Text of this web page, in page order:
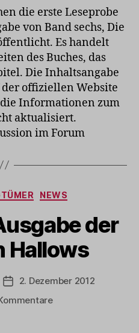
der
Silbernen
Magierin
die erste Leseprobe
von Band sechs, Die
Es handelt
des Buches, das
Die Inhaltsangabe
offiziellen Website
Informationen zum
aktualisiert.
im Forum
Kategorien
NEWS
der
Hallows
Veröffentlichungsdatum
2. Dezember 2012
zu